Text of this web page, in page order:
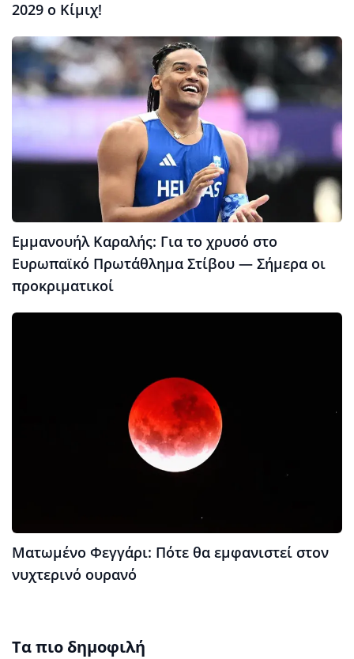
2029 ο Κίμιχ!
Εμμανουήλ Καραλής: Για το χρυσό στο
Ευρωπαϊκό Πρωτάθλημα Στίβου — Σήμερα οι
προκριματικοί
Ματωμένο Φεγγάρι: Πότε θα εμφανιστεί στον
νυχτερινό ουρανό
Τα πιο δημοφιλή